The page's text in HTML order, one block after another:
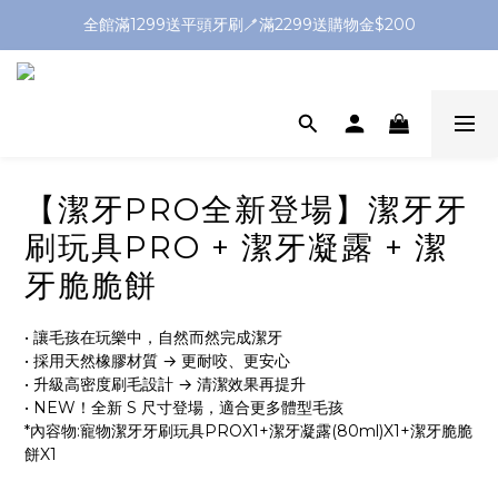
全館滿1299送平頭牙刷🪥滿2299送購物金$200
全館滿1299送平頭牙刷🪥滿2299送購物金$200
加入官方LINE送$50優惠券🔗
【潔牙PRO全新登場】潔牙牙
刷玩具PRO + 潔牙凝露 + 潔
牙脆脆餅
• 讓毛孩在玩樂中，自然而然完成潔牙
• 採用天然橡膠材質 → 更耐咬、更安心
• 升級高密度刷毛設計 → 清潔效果再提升
• NEW！全新 S 尺寸登場，適合更多體型毛孩
*內容物:寵物潔牙牙刷玩具PROX1+潔牙凝露(80ml)X1+潔牙脆脆
餅X1